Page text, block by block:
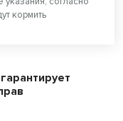
кормить